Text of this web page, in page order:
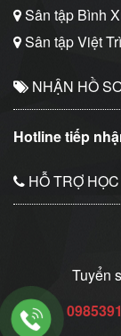
Sân tập Bình
Sân tập Việt
NHẬN HỒ
Hotline tiếp
HỖ TRỢ
Tuyển